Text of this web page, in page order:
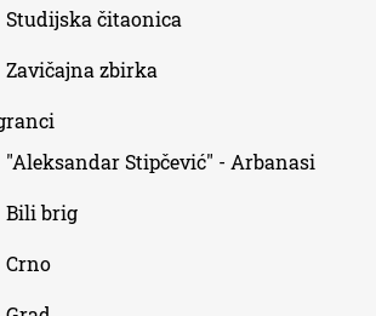
Studijska čitaonica
Zavičajna zbirka
"Aleksandar Stipčević" - Arbanasi
Bili brig
Crno